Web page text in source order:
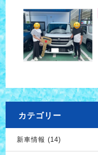
カテゴリー
新車情報 (14)